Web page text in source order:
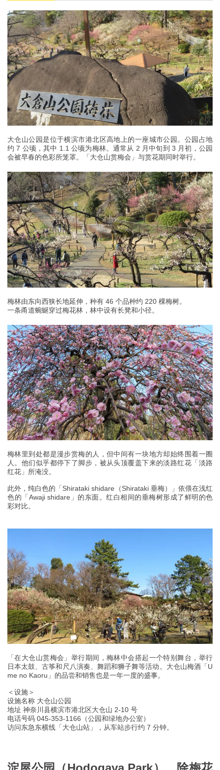
大仓山公园是位于横滨市港北区高地上的一座城市公园。公园占地
约 7 公顷，其中 1.1 公顷为梅林。通常从 2 月中旬到 3 月初，公园
会被早春的色彩所笼罩。「大仓山赏梅会」与赏花期同时举行。
梅林由东向西狭长地延伸，种有 46 个品种约 220 棵梅树。
一条甬道蜿蜒穿过梅花林，林中设有长凳和小径。
梅林里到处都是漫步赏梅的人，但中间有一块地方却始终围着一圈
人。他们似乎都停下了脚步，被从头顶覆盖下来的淡路红花「淡路
红花」所淹没。
此外，纯白色的「Shirataki shidare（Shirataki 垂梅）」依偎在浅红
色的「Awaji shidare」的东面。红白相间的垂梅树形成了鲜明的色
彩对比。
「在大仓山赏梅会」举行期间，梅林中会搭起一个特别舞台，举行
日本太鼓、古筝和尺八演奏、舞蹈和狮子舞等活动。大仓山梅酒「U
me no Kaoru」的品尝和销售也是一年一度的盛事。
＜设施＞
设施名称 大仓山公园
地址 神奈川县横滨市港北区大仓山 2-10 号
电话号码 045-353-1166（公园和绿地办公室）
访问东急东横线「大仓山站」，从车站步行约 7 分钟。